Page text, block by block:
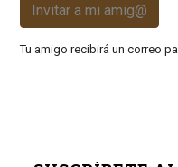
Invitar a mi amig@
Tu amigo recibirá un correo